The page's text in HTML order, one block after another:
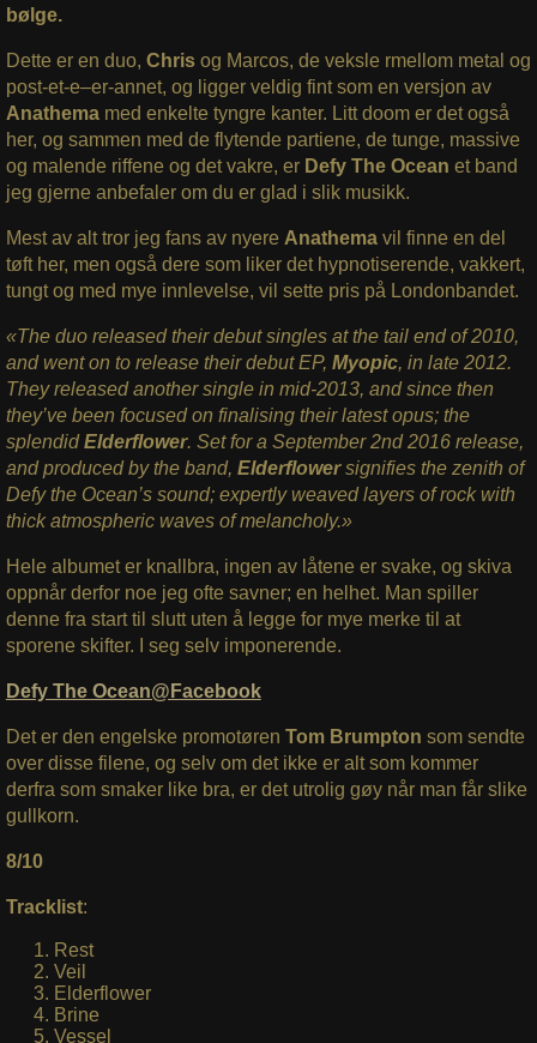
bølge.
Dette er en duo, Chris og Marcos, de veksle rmellom metal og
post-et-e–er-annet, og ligger veldig fint som en versjon av
Anathema med enkelte tyngre kanter. Litt doom er det også
her, og sammen med de flytende partiene, de tunge, massive
og malende riffene og det vakre, er Defy The Ocean et band
jeg gjerne anbefaler om du er glad i slik musikk.
Mest av alt tror jeg fans av nyere Anathema vil finne en del
tøft her, men også dere som liker det hypnotiserende, vakkert,
tungt og med mye innlevelse, vil sette pris på Londonbandet.
«The duo released their debut singles at the tail end of 2010,
and went on to release their debut EP, Myopic, in late 2012.
They released another single in mid-2013, and since then
they’ve been focused on finalising their latest opus; the
splendidElderflower. Set for a September 2nd 2016 release,
and produced by the band, Elderflowersignifies the zenith of
Defy the Ocean’s sound; expertly weaved layers of rock with
thick atmospheric waves of melancholy.»
Hele albumet er knallbra, ingen av låtene er svake, og skiva
oppnår derfor noe jeg ofte savner; en helhet. Man spiller
denne fra start til slutt uten å legge for mye merke til at
sporene skifter. I seg selv imponerende.
Defy The Ocean@Facebook
Det er den engelske promotøren Tom Brumpton som sendte
over disse filene, og selv om det ikke er alt som kommer
derfra som smaker like bra, er det utrolig gøy når man får slike
gullkorn.
8/10
Tracklist:
Rest
Veil
Elderflower
Brine
Vessel